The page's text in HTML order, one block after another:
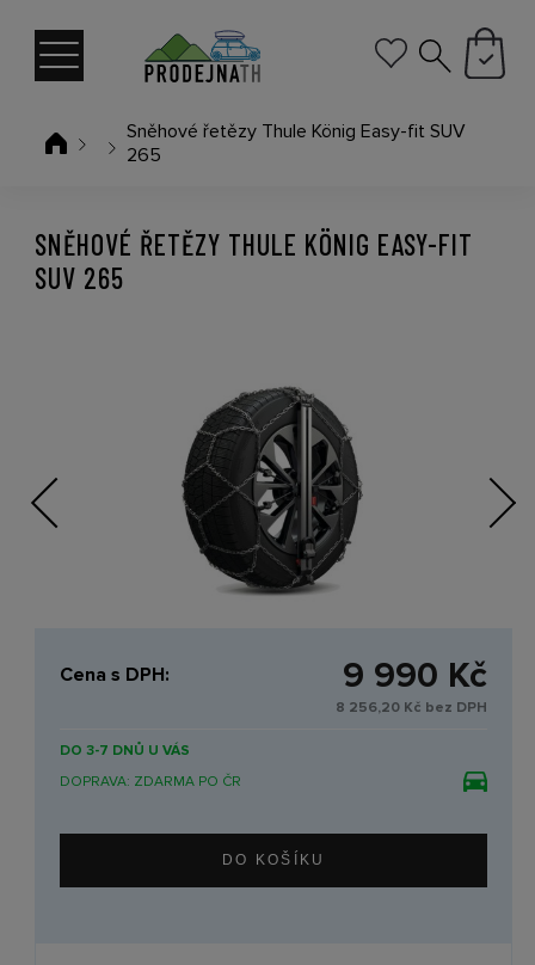
Sněhové řetězy Thule König Easy-fit SUV
265
Previous Next
SNĚHOVÉ ŘETĚZY THULE KÖNIG EASY-FIT
SUV 265
Cena s DPH: 9 990 Kč
8 256,20 Kč bez DPH
DO 3-7 DNŮ U VÁS
DOPRAVA: ZDARMA PO ČR